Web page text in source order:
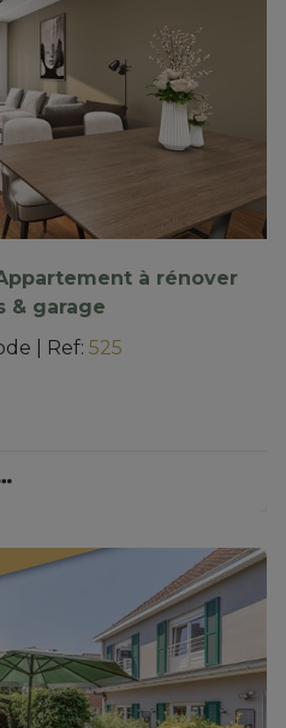
à rénover
& garage
Ref: 525